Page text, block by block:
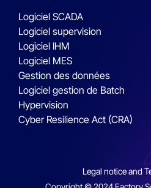
Logiciel SCADA
Logiciel supervision
Logiciel IHM
Logiciel MES
Gestion des données
Logiciel gestion de Batch
Hypervision
Cyber Resilience Act (CRA)
Legal notice and